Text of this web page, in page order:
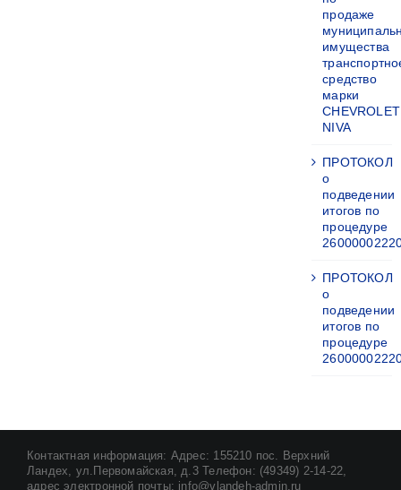
продаже
имущества
средство
марки
CHEVROLET
NIVA
ПРОТОКОЛ
о
подведении
итогов по
процедуре
ПРОТОКОЛ
о
подведении
итогов по
процедуре
Контактная информация: Адрес: 155210 пос. Верхний
Ландех, ул.Первомайская, д.3 Телефон: (49349) 2-14-22,
адрес электронной почты: info@vlandeh-admin.ru